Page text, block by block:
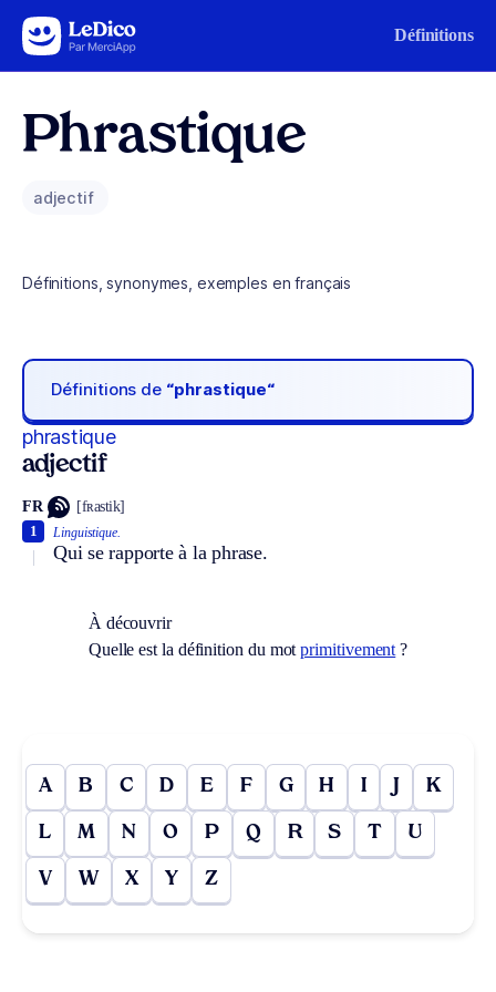
Aller au contenu Définitions
Phrastique
adjectif
Définitions, synonymes, exemples en français
Définitions de “phrastique“
phrastique
adjectif
FR [fʀastik]
Linguistique.
Qui se rapporte à la phrase.
1
À découvrir
Quelle est la définition du motprimitivement ?
A B C D E F G H I J K
L M N O P Q R S T U
V W X Y Z